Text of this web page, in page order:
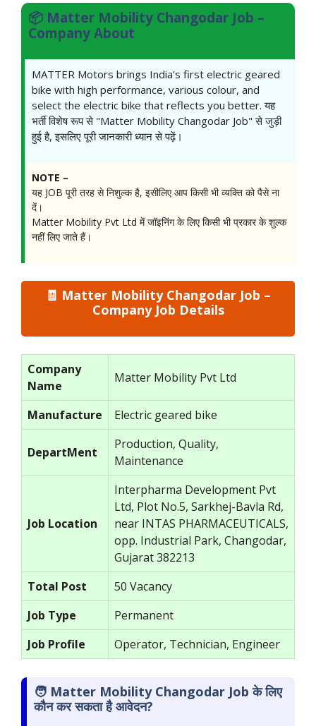
📦 Matter Mobility Changodar Job –
Company About
MATTER Motors brings India's first electric geared
bike with high performance, various colour, and
select the electric bike that reflects you better. यह
भर्ती विशेष रूप से "Matter Mobility Changodar Job" से जुड़ी
हुई है, इसलिए पूरी जानकारी ध्यान से पढ़ें।
NOTE –
यह JOB पूरी तरह से निशुल्क है, इसीलिए आप किसी भी व्यक्ति को पैसे ना
दें।
Matter Mobility Pvt Ltd में जॉइनिंग के लिए किसी भी प्रकार के शुल्क
नहीं लिए जाते हैं।
🧾 Matter Mobility Changodar Job –
Company Job Details
Company
Name
Matter Mobility Pvt Ltd
Manufacture Electric geared bike
DepartMent
Production, Quality,
Maintenance
Job Location
Interpharma Development Pvt
Ltd, Plot No.5, Sarkhej-Bavla Rd,
near INTAS PHARMACEUTICALS,
opp. Industrial Park, Changodar,
Gujarat 382213
Total Post
50 Vacancy
Job Type
Permanent
Job Profile
Operator, Technician, Engineer
🧑 Matter Mobility Changodar Job के लिए
कौन कर सकता है आवेदन?